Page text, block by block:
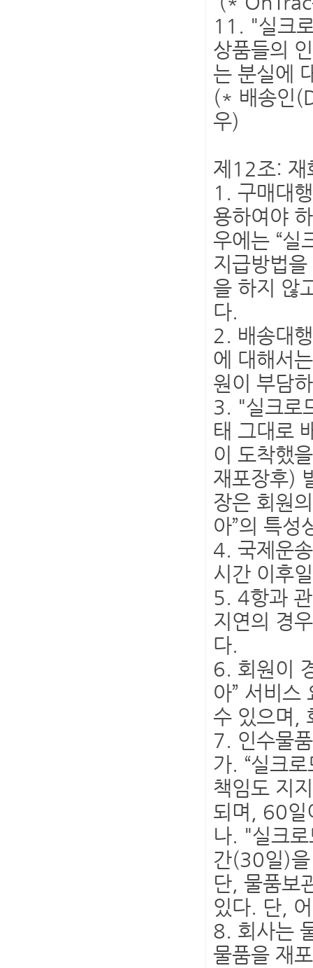
11. "실크
상품들의
는 분실에
(* 배송인
우)
제12조: 재
1. 구매대
용하여야
우에는 “실
지급방법
을 하지 않
다.
2. 배송대
에 대해서
원이 부담
3. "실크로
태 그대로
이 도착했
재포장후)
장은 회원
아”의 특성
4. 국제운
시간 이후
5. 4항과
지연의 경
다.
6. 회원이
아” 서비스
수 있으며,
7. 인수물
가. “실크
책임도 지
되며, 60일
나. "실크
간(30일)을
단, 물품보
있다. 단,
8. 회사는
물품을 재